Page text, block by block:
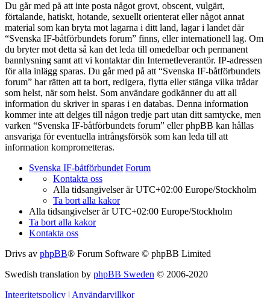
Du går med på att inte posta något grovt, obscent, vulgärt,
förtalande, hatiskt, hotande, sexuellt orienterat eller något annat
material som kan bryta mot lagarna i ditt land, lagar i landet där
“Svenska IF-båtförbundets forum” finns, eller internationell lag. Om
du bryter mot detta så kan det leda till omedelbar och permanent
bannlysning samt att vi kontaktar din Internetleverantör. IP-adressen
för alla inlägg sparas. Du går med på att “Svenska IF-båtförbundets
forum” har rätten att ta bort, redigera, flytta eller stänga vilka trådar
som helst, när som helst. Som användare godkänner du att all
information du skriver in sparas i en databas. Denna information
kommer inte att delges till någon tredje part utan ditt samtycke, men
varken “Svenska IF-båtförbundets forum” eller phpBB kan hållas
ansvariga för eventuella intrångsförsök som kan leda till att
information komprometteras.
Svenska IF-båtförbundet Forum
Kontakta oss
Alla tidsangivelser är UTC+02:00 Europe/Stockholm
Ta bort alla kakor
Alla tidsangivelser är UTC+02:00 Europe/Stockholm
Ta bort alla kakor
Kontakta oss
Drivs av phpBB® Forum Software © phpBB Limited
Swedish translation by phpBB Sweden © 2006-2020
Integritetspolicy | Användarvillkor